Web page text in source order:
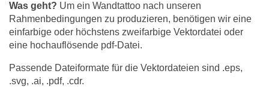
Was geht? Um ein Wandtattoo nach unseren
Rahmenbedingungen zu produzieren, benötigen wir eine
einfarbige oder höchstens zweifarbige Vektordatei oder
eine hochauflösende pdf-Datei.
Passende Dateiformate für die Vektordateien sind .eps,
.svg, .ai, .pdf, .cdr.